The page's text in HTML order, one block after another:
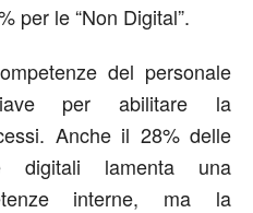
per le “Non Digital”.
del personale
per abilitare la
Anche il 28% delle
digitali lamenta una
interne, ma la